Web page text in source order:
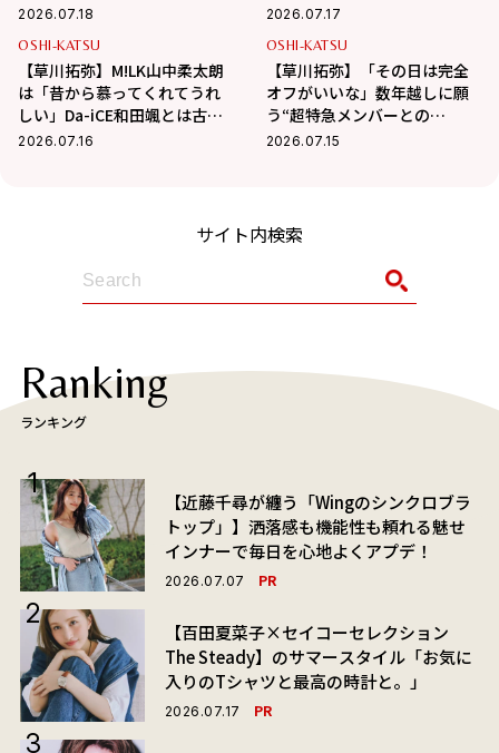
2026.07.18
2026.07.17
OSHI-KATSU
【草川拓弥】M!LK山中柔太朗
は「昔から慕ってくれてうれ
しい」Da-iCE和田颯とは古着
屋へ！華麗な交友関係に迫る
2026.07.16
OSHI-KATSU
【草川拓弥】「その日は完全
オフがいいな」数年越しに願
う“超特急メンバーとの
BBQ”！最近熱中している趣味
2026.07.15
サイト内検索
Ranking
ランキング
【近藤千尋が纏う「Wingのシンクロブラ
トップ」】洒落感も機能性も頼れる魅せ
インナーで毎日を心地よくアプデ！
2026.07.07 PR
【百田夏菜子×セイコーセレクション
The Steady】のサマースタイル「お気に
入りのTシャツと最高の時計と。」
2026.07.17 PR